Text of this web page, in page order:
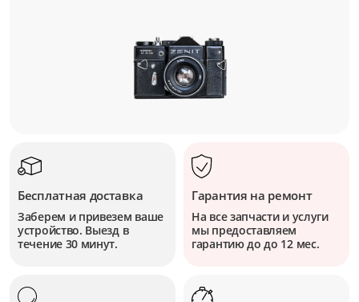
Бесплатная доставка
Заберем и привезем ваше
устройство. Выезд в
течение 30 минут.
Гарантия на ремонт
На все запчасти и услуги
мы предоставляем
гарантию до до 12 мес.